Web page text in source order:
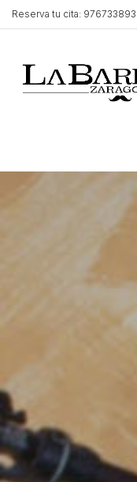
Reserva tu cita: 976733893